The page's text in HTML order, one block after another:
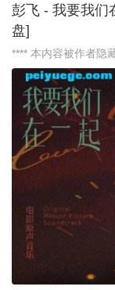
彭飞 - 我要我们
盘]
**** 本内容被作者隐